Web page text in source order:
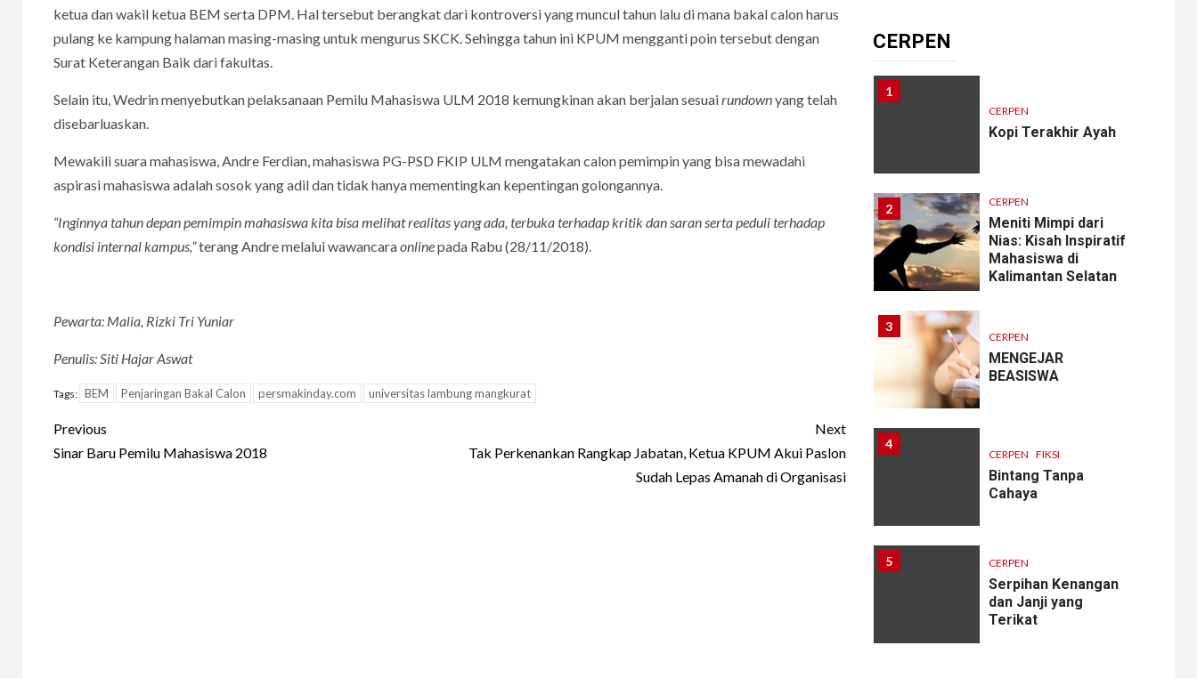
ketua dan wakil ketua BEM serta DPM. Hal tersebut berangkat dari kontroversi yang muncul tahun lalu di mana bakal calon harus
pulang ke kampung halaman masing-masing untuk mengurus SKCK. Sehingga tahun ini KPUM mengganti poin tersebut dengan
Surat Keterangan Baik dari fakultas.
Selain itu, Wedrin menyebutkan pelaksanaan Pemilu Mahasiswa ULM 2018 kemungkinan akan berjalan sesuairundownyang telah
disebarluaskan.
Mewakili suara mahasiswa, Andre Ferdian, mahasiswa PG-PSD FKIP ULM mengatakan calon pemimpin yang bisa mewadahi
aspirasi mahasiswa adalah sosok yang adil dan tidak hanya mementingkan kepentingan golongannya.
“Inginnya tahun depan pemimpin mahasiswa kita bisa melihat realitas yang ada, terbuka terhadap kritik dan saran serta peduli terhadap
kondisi internal kampus,”terang Andre melalui wawancaraonlinepada Rabu (28/11/2018).
Pewarta: Malia, Rizki Tri Yuniar
Penulis: Siti Hajar Aswat
Tags: BEM Penjaringan Bakal Calon persmakinday.com universitas lambung mangkurat
Continue
Reading
Previous
Sinar Baru Pemilu Mahasiswa 2018
Next
Tak Perkenankan Rangkap Jabatan, Ketua KPUM Akui Paslon
Sudah Lepas Amanah di Organisasi
CERPEN
1
CERPEN
Kopi Terakhir Ayah
2 CERPEN
Meniti Mimpi dari
Nias: Kisah Inspiratif
Mahasiswa di
Kalimantan Selatan
3
CERPEN
MENGEJAR
BEASISWA
4
CERPEN FIKSI
Bintang Tanpa
Cahaya
5 CERPEN
Serpihan Kenangan
dan Janji yang
Terikat